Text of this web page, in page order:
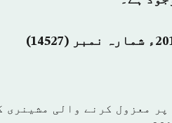
معزول کرنے والی مشینری